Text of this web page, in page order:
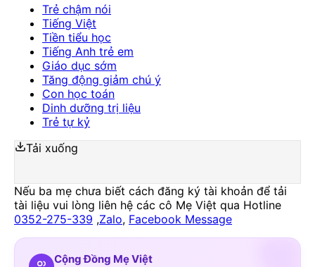
Trẻ chậm nói
Tiếng Việt
Tiền tiểu học
Tiếng Anh trẻ em
Giáo dục sớm
Tăng động giảm chú ý
Con học toán
Dinh dưỡng trị liệu
Trẻ tự kỷ
Tải xuống
Nếu ba mẹ chưa biết cách đăng ký tài khoản để tải
tài liệu vui lòng liên hệ các cô Mẹ Việt qua Hotline
0352-275-339 ,Zalo, Facebook Message
Cộng Đồng Mẹ Việt